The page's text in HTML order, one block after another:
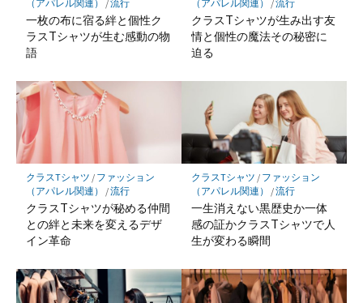
（アパレル関連）
/流行
一枚の布に宿る絆と個性ク
ラスTシャツが生む感動の物
語
（アパレル関連）
/流行
クラスTシャツが生み出す友
情と個性の魔法その秘密に
迫る
クラスTシャツ / ファッション
（アパレル関連）
/流行
クラスTシャツが秘める仲間
との絆と未来を変えるデザ
イン革命
クラスTシャツ / ファッション
（アパレル関連）
/流行
一生消えない黒歴史か一体
感の証かクラスTシャツで人
生が変わる瞬間